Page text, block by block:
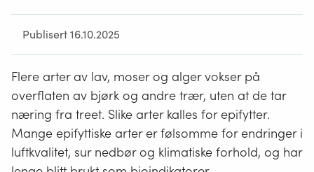
Publisert 16.10.2025
Flere arter av lav, moser og alger vokser på
overflaten av bjørk og andre trær, uten at de tar
næring fra treet. Slike arter kalles for epifytter.
Mange epifyttiske arter er følsomme for endringer i
luftkvalitet, sur nedbør og klimatiske forhold, og har